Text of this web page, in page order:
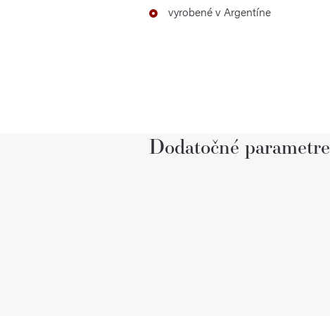
vyrobené v Argentíne
Dodatočné parametre